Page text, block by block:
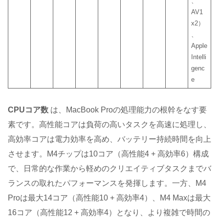
AV1
x2）
Apple
Intelli
genc
e
CPUコア数 は、MacBook Proの処理能力の根幹をなす要
素です。高性能コアは負荷の高いタスクを高速に処理し、
高効率コアは電力効率を高め、バッテリー持続時間を向上
させます。M4チップは10コア（高性能4 + 高効率6）構成
で、日常的な作業から軽めのクリエイティブタスクまでバ
ランスの取れたパフォーマンスを発揮します。一方、M4
Proは最大14コア（高性能10 + 高効率4）、M4 Maxは最大
16コア（高性能12 + 高効率4）となり、より複雑で時間の